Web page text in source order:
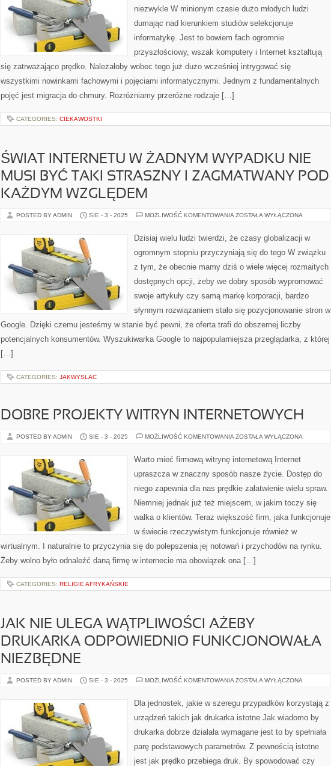
KIERUNKIEM
WYBIERA
INFORMATYKĘ
niezwykle W minionym czasie dużo młodych ludzi
dumając nad kierunkiem studiów selekcjonuje
informatykę. Jest to bowiem fach ogromnie
przyszłościowy, wszak komputery i Internet kształtują
się zatrważająco prędko. Należałoby wobec tego już dużo wcześniej intrygować się
wszystkimi nowinkami fachowymi i pojęciami informatycznymi. Jednym z fundamentalnych
pojęć jest migracja do chmury. Rozróżniamy przeróżne rodzaje […]
CATEGORIES: CIEKAWOSTKI
ŚWIAT INTERNETU W ŻADNYM WYPADKU NIE
MUSI BYĆ TAKI STRASZNY I ZAGMATWANY POD
KAŻDYM WZGLĘDEM
POSTED BY ADMIN SIE - 3 - 2025 MOŻLIWOŚĆ KOMENTOWANIA ŚWIAT
WYPADKU
MUSI
TAKI
I
ZAGMATWANY
POD
KAŻDYM
WZGLĘDEM
ZOSTAŁA WYŁĄCZONA
Dzisiaj wielu ludzi twierdzi, że czasy globalizacji w
ogromnym stopniu przyczyniają się do tego W związku
z tym, że obecnie mamy dziś o wiele więcej rozmaitych
dostępnych opcji, żeby we dobry sposób wypromować
swoje artykuły czy samą markę korporacji, bardzo
słynnym rozwiązaniem stało się pozycjonowanie stron w
Google. Dzięki czemu jesteśmy w stanie być pewni, że oferta trafi do obszernej liczby
potencjalnych konsumentów. Wyszukiwarka Google to najpopularniejsza przeglądarka, z której
[…]
CATEGORIES: JAKWYSLAC
DOBRE PROJEKTY WITRYN INTERNETOWYCH
POSTED BY ADMIN SIE - 3 - 2025 MOŻLIWOŚĆ KOMENTOWANIA DOBRE
INTERNETOWYCH
ZOSTAŁA WYŁĄCZONA
Warto mieć firmową witrynę internetową Internet
upraszcza w znaczny sposób nasze życie. Dostęp do
niego zapewnia dla nas prędkie załatwienie wielu spraw.
Niemniej jednak już też miejscem, w jakim toczy się
walka o klientów. Teraz większość firm, jaka funkcjonuje
w świecie rzeczywistym funkcjonuje również w
wirtualnym. I naturalnie to przyczynia się do polepszenia jej notowań i przychodów na rynku.
Żeby wolno było odnaleźć daną firmę w internecie ma obowiązek ona […]
CATEGORIES: RELIGIE AFRYKAŃSKIE
JAK NIE ULEGA WĄTPLIWOŚCI AŻEBY
DRUKARKA ODPOWIEDNIO FUNKCJONOWAŁA
NIEZBĘDNE
POSTED BY ADMIN SIE - 3 - 2025 MOŻLIWOŚĆ KOMENTOWANIA JAK
WĄTPLIWOŚCI
AŻEBY
ODPOWIEDNIO
NIEZBĘDNE
ZOSTAŁA WYŁĄCZONA
Dla jednostek, jakie w szeregu przypadków korzystają z
urządzeń takich jak drukarka istotne Jak wiadomo by
drukarka dobrze działała wymagane jest to by spełniała
parę podstawowych parametrów. Z pewnością istotne
jest jak prędko przebiega druk. By spowodować czy